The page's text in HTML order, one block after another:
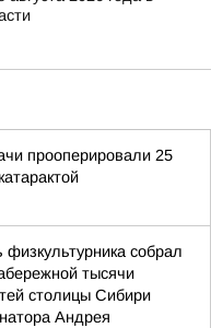
прооперировали 25
собрал
тысячи
столицы Сибири
Андрея